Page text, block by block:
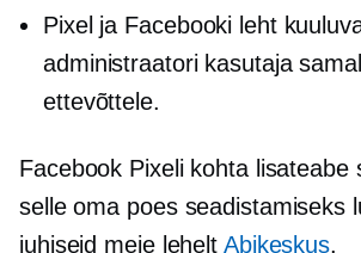
Pixel ja Facebooki leht
administraatori kasutaja
ettevõttele.
Facebook Pixeli kohta lisateabe
selle oma poes seadistamiseks
juhiseid meie lehelt Abikeskus.